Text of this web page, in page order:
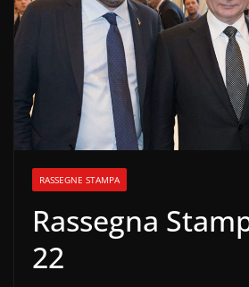
RASSEGNE STAMPA
Rassegna
22